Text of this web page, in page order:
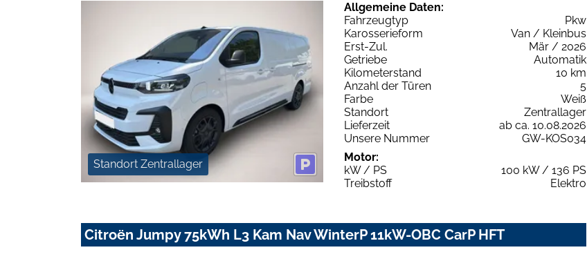
Standort Zentrallager
Allgemeine Daten:
Fahrzeugtyp
Pkw
Karosserieform
Van / Kleinbus
Erst-Zul.
Mär / 2026
Getriebe
Automatik
Kilometerstand
10 km
Anzahl der Türen
5
Farbe
Weiß
Standort
Zentrallager
Lieferzeit
ab ca. 10.08.2026
Unsere Nummer
GW-KOS034
Motor:
kW / PS
100 kW / 136 PS
Treibstoff
Elektro
Citroën Jumpy 75kWh L3 Kam Nav WinterP 11kW-OBC CarP HFT